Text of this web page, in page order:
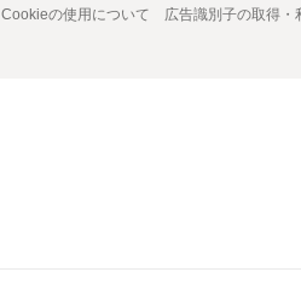
Cookieの使用について 広告識別子の取得・